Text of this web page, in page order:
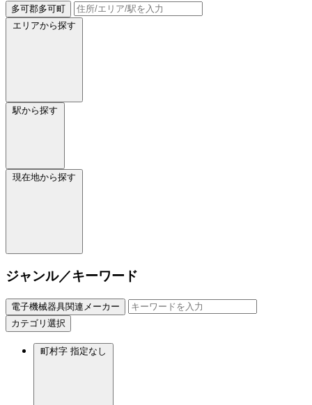
多可郡多可町
エリアから探す
駅から探す
現在地から探す
ジャンル／キーワード
電子機械器具関連メーカー
カテゴリ選択
町村字 指定なし